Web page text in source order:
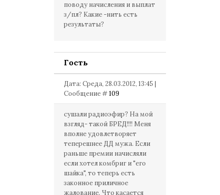
поводу начисления и выплат
з/пл? Какие -нить есть
результаты?
Гость
Дата: Среда, 28.03.2012, 13:45 |
Сообщение #109
сушали радиоэфир? На мой
взгляд- такой БРЕД!!!! Меня
вполне удовлетворяет
теперешнее ДД мужа. Если
раньше премии начисляли
если хотел комбриг и "его
шайка", то теперь есть
законное приличное
жалование. Что касается